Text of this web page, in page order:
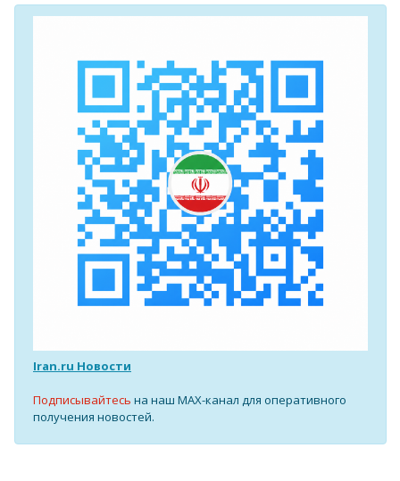
Iran.ru Новости
Подписывайтесь на наш MAX-канал для оперативного
получения новостей.